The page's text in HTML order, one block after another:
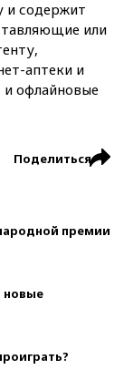
и содержит
или
аптеки и
офлайновые
Поделиться
премии
новые